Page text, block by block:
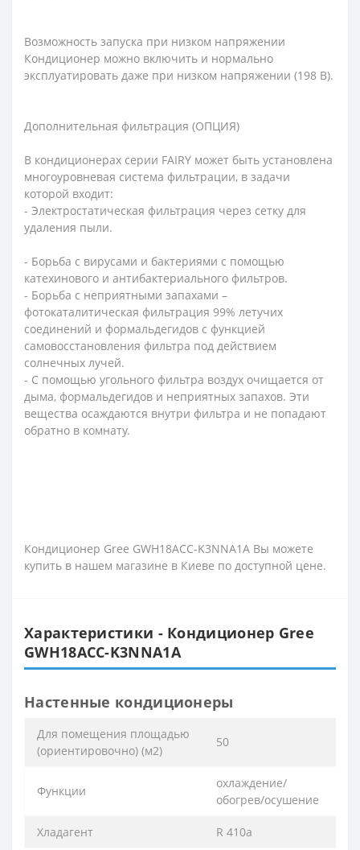
Возможность запуска при низком напряжении
Кондиционер можно включить и нормально
эксплуатировать даже при низком напряжении (198 В).
Дополнительная фильтрация (ОПЦИЯ)
В кондиционерах серии FAIRY может быть установлена ​​
многоуровневая система фильтрации, в задачи
которой входит:
- Электростатическая фильтрация через сетку для
удаления пыли.
- Борьба с вирусами и бактериями с помощью
катехинового и антибактериального фильтров.
- Борьба с неприятными запахами –
фотокаталитическая фильтрация 99% летучих
соединений и формальдегидов с функцией
самовосстановления фильтра под действием
солнечных лучей.
- С помощью угольного фильтра воздух очищается от
дыма, формальдегидов и неприятных запахов. Эти
вещества осаждаются внутри фильтра и не попадают
обратно в комнату.
Кондиционер Gree GWH18ACC-K3NNA1A Вы можете
купить в нашем магазине в Киеве по доступной цене.
Характеристики - Кондиционер Gree
GWH18ACC-K3NNA1A
Настенные кондиционеры
Для помещения площадью
(ориентировочно) (м2)
50
Функции
охлаждение/
обогрев/осушение
Хладагент R 410a